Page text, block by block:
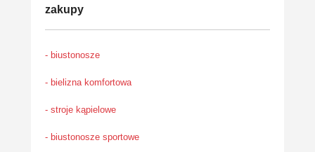
zakupy
- biustonosze
- bielizna komfortowa
- stroje kąpielowe
- biustonosze sportowe